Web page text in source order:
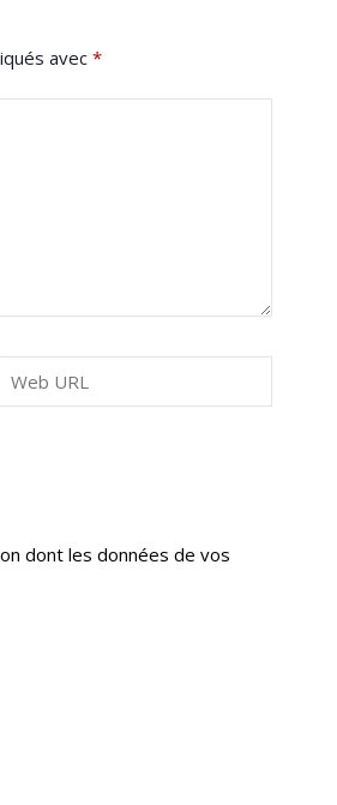
avec *
dont les données de vos